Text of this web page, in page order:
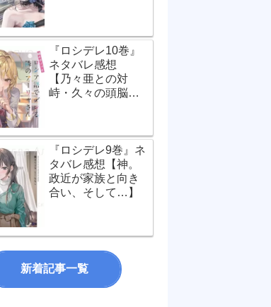
『ロシデレ10巻』
ネタバレ感想
【乃々亜との対
峙・久々の頭脳バ
『ロシデレ9巻』ネ
タバレ感想【神。
政近が家族と向き
合い、そして…】
新着記事一覧